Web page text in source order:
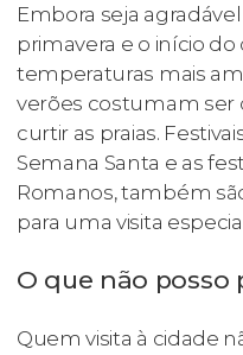
Embora seja
primavera e o início
temperaturas mais
verões costumam ser
curtir as praias.
Semana Santa e as
Romanos, também
para uma visita
O que não posso
Quem visita à cidade